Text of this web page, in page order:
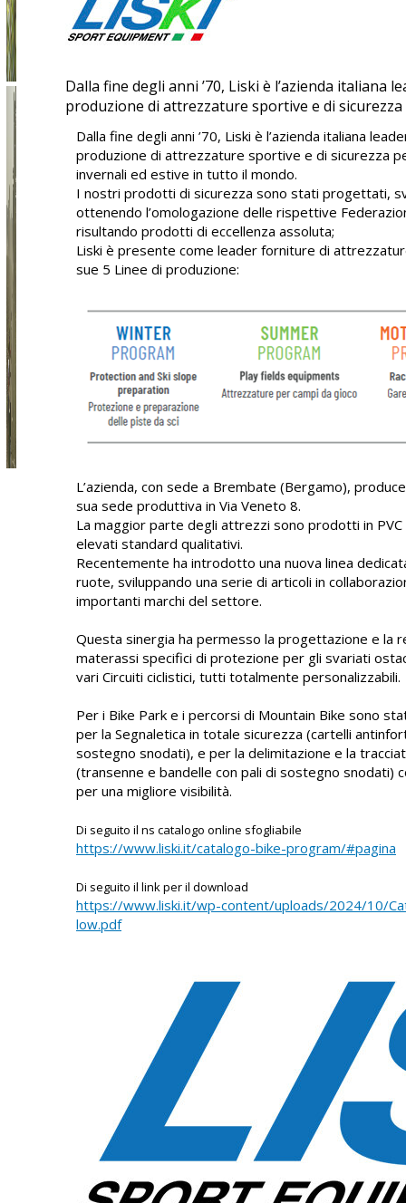
Dalla fine degli anni ’70, Liski è l’azienda italiana
produzione di attrezzature sportive e di
Dalla fine degli anni ’70, Liski è l’azienda italiana
produzione di attrezzature sportive e di sicurezza
invernali ed estive in tutto il mondo.
I nostri prodotti di sicurezza sono stati progettati,
ottenendo l’omologazione delle rispettive
risultando prodotti di eccellenza assoluta;
Liski è presente come leader forniture di
sue 5 Linee di produzione:
L’azienda, con sede a Brembate (Bergamo),
sua sede produttiva in Via Veneto 8.
La maggior parte degli attrezzi sono prodotti in
elevati standard qualitativi.
Recentemente ha introdotto una nuova linea
ruote, sviluppando una serie di articoli in
importanti marchi del settore.
Questa sinergia ha permesso la progettazione e la
materassi specifici di protezione per gli svariati
vari Circuiti ciclistici, tutti totalmente personalizzabili.
Per i Bike Park e i percorsi di Mountain Bike sono
per la Segnaletica in totale sicurezza (cartelli
sostegno snodati), e per la delimitazione e la
(transenne e bandelle con pali di sostegno snodati)
per una migliore visibilità.
Di seguito il ns catalogo online sfogliabile
https://www.liski.it/catalogo-bike-program/#pagina
Di seguito il link per il download
https://www.liski.it/wp-content/uploads/2024/10/
low.pdf